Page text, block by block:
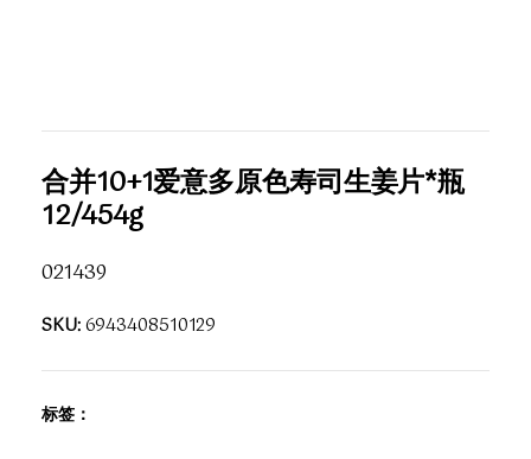
合并10+1爱意多原色寿司生姜片*瓶
12/454g
021439
SKU:6943408510129
标签：